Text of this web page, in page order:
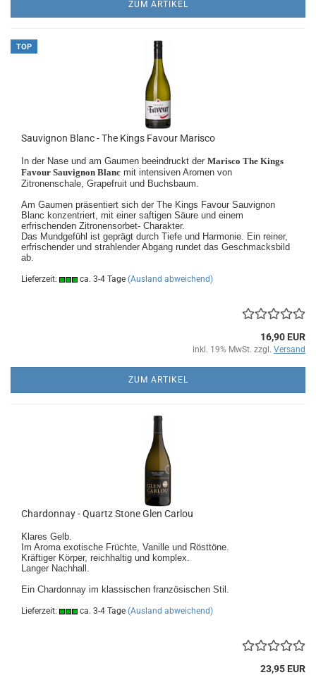
ZUM ARTIKEL
TOP
Sauvignon Blanc - The Kings Favour Marisco
In der Nase und am Gaumen beeindruckt der Marisco The Kings
Favour Sauvignon Blanc mit intensiven Aromen von
Zitronenschale, Grapefruit und Buchsbaum.
Am Gaumen präsentiert sich der The Kings Favour Sauvignon
Blanc konzentriert, mit einer saftigen Säure und einem
erfrischenden Zitronensorbet- Charakter.
Das Mundgefühl ist geprägt durch Tiefe und Harmonie. Ein reiner,
erfrischender und strahlender Abgang rundet das Geschmacksbild
ab.
Lieferzeit: ca. 3-4 Tage (Ausland abweichend)
16,90 EUR
inkl. 19% MwSt. zzgl. Versand
ZUM ARTIKEL
Chardonnay - Quartz Stone Glen Carlou
Klares Gelb.
Im Aroma exotische Früchte, Vanille und Rösttöne.
Kräftiger Körper, reichhaltig und komplex.
Langer Nachhall.
Ein Chardonnay im klassischen französischen Stil.
Lieferzeit: ca. 3-4 Tage (Ausland abweichend)
23,95 EUR